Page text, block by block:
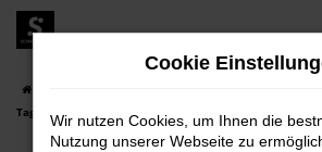
Zum
Hauptinhalt
Tageszulassung für Bautzen
Cookie
Wir nutzen Cookies, um Ihnen die
Nutzung unserer Webseite zu